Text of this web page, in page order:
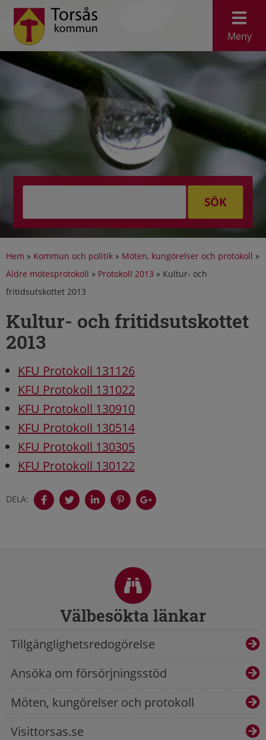
Meny
SÖK
Hem » Kommun och politik » Möten, kungörelser och protokoll »
Äldre mötesprotokoll » Protokoll 2013 » Kultur- och
fritidsutskottet 2013
Kultur- och fritidsutskottet
2013
KFU Protokoll 131126
KFU Protokoll 131022
KFU Protokoll 130910
KFU Protokoll 130514
KFU Protokoll 130305
KFU Protokoll 130122
DELA:
Välbesökta länkar
Tillgänglighetsredogörelse
Ansöka om försörjningsstöd
Möten, kungörelser och protokoll
Visittorsas.se